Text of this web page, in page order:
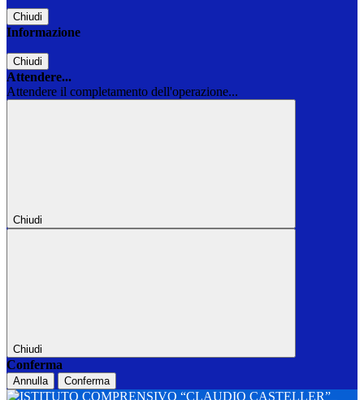
Chiudi
Informazione
Chiudi
Attendere...
Attendere il completamento dell'operazione...
Chiudi
Chiudi
Conferma
Annulla Conferma